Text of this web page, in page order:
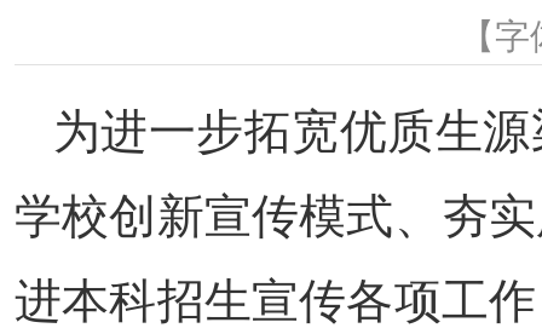
【
为进一步拓宽优质生
学校创新宣传模式、夯
进本科招生宣传各项工